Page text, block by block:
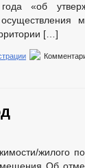
«об
[…]
жилого